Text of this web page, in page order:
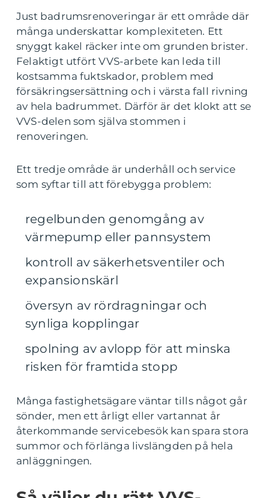
Just badrumsrenoveringar är ett område där
många underskattar komplexiteten. Ett
snyggt kakel räcker inte om grunden brister.
Felaktigt utfört VVS-arbete kan leda till
kostsamma fuktskador, problem med
försäkringsersättning och i värsta fall rivning
av hela badrummet. Därför är det klokt att se
VVS-delen som själva stommen i
renoveringen.
Ett tredje område är underhåll och service
som syftar till att förebygga problem:
regelbunden genomgång av
värmepump eller pannsystem
kontroll av säkerhetsventiler och
expansionskärl
översyn av rördragningar och
synliga kopplingar
spolning av avlopp för att minska
risken för framtida stopp
Många fastighetsägare väntar tills något går
sönder, men ett årligt eller vartannat år
återkommande servicebesök kan spara stora
summor och förlänga livslängden på hela
anläggningen.